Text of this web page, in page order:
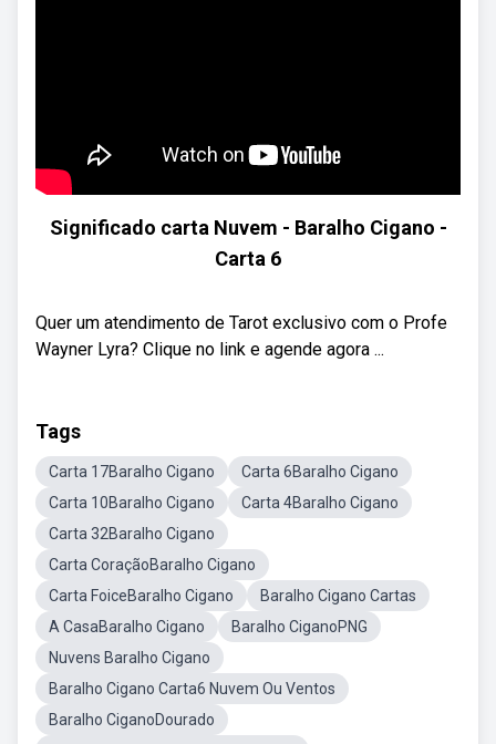
Significado carta Nuvem - Baralho Cigano -
Carta 6
Quer um atendimento de Tarot exclusivo com o Profe
Wayner Lyra? Clique no link e agende agora ...
Tags
Carta 17Baralho Cigano
Carta 6Baralho Cigano
Carta 10Baralho Cigano
Carta 4Baralho Cigano
Carta 32Baralho Cigano
Carta CoraçãoBaralho Cigano
Carta FoiceBaralho Cigano
Baralho Cigano Cartas
A CasaBaralho Cigano
Baralho CiganoPNG
Nuvens Baralho Cigano
Baralho Cigano Carta6 Nuvem Ou Ventos
Baralho CiganoDourado